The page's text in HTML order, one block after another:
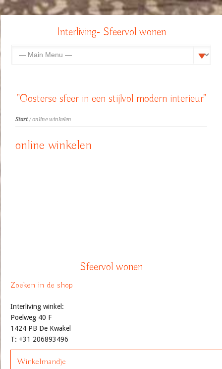
Interliving- Sfeervol wonen
"Oosterse sfeer in een stijlvol modern interieur"
Start/ online winkelen
online winkelen
Sfeervol wonen
Zoeken in de shop
Interliving winkel:
Poelweg 40 F
1424 PB De Kwakel
T: +31 206893496
Winkelmandje